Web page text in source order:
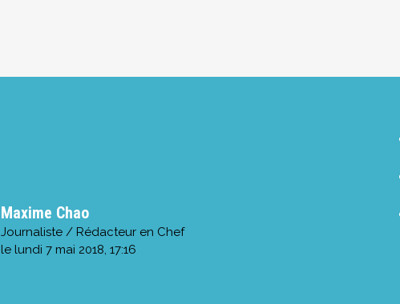
Maxime Chao
Journaliste / Rédacteur en Chef
le lundi 7 mai 2018, 17:16